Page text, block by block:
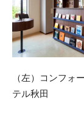
（左）コンフ
テル秋田